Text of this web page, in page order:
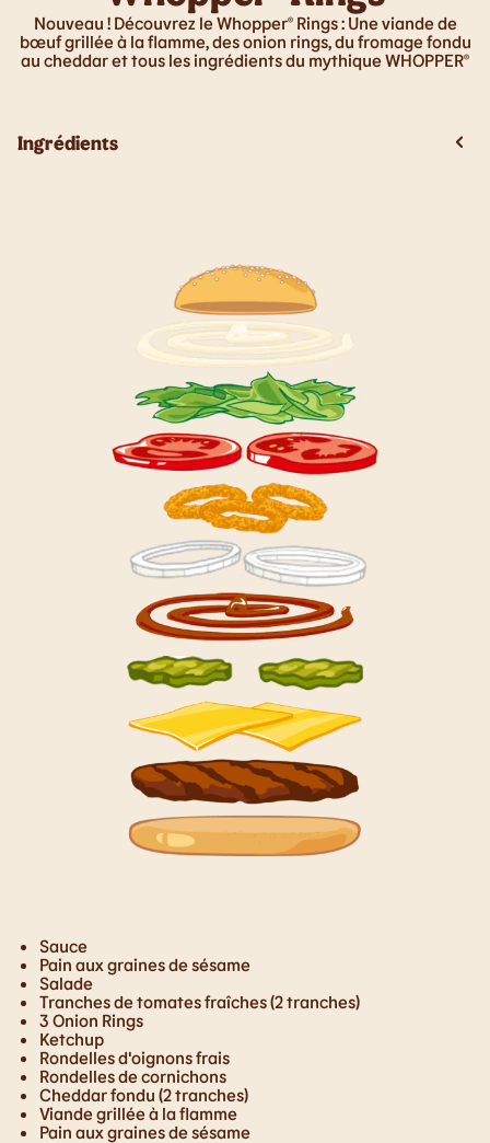
Nouveau ! Découvrez le Whopper® Rings : Une viande de
bœuf grillée à la flamme, des onion rings, du fromage fondu
au cheddar et tous les ingrédients du mythique WHOPPER®
Ingrédients
Sauce
Pain aux graines de sésame
Salade
Tranches de tomates fraîches (2 tranches)
3 Onion Rings
Ketchup
Rondelles d'oignons frais
Rondelles de cornichons
Cheddar fondu (2 tranches)
Viande grillée à la flamme
Pain aux graines de sésame